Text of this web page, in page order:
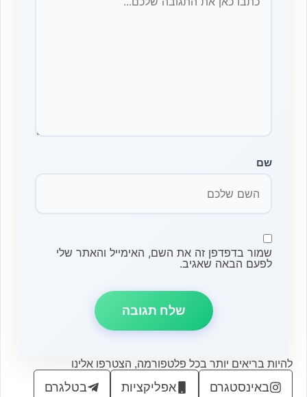
שם
שמור בדפדפן זה את השם, האימייל והאתר שלי
לפעם הבאה שאגיב.
להיות בריאים יותר בכל פלטפורמה, הצטרפו אלינו
באינסטגרם אפליקציות בטלגרם